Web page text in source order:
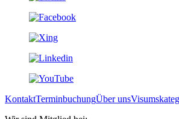
KontaktTerminbuchungÜber uns